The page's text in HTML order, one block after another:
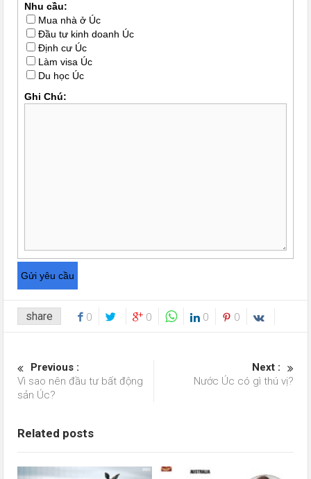
Nhu cầu:
Mua nhà ở Úc
Đầu tư kinh doanh Úc
Định cư Úc
Làm visa Úc
Du học Úc
Ghi Chú:
share 0 0 0 0
Previous :
Vì sao nên đầu tư bất động
sản Úc?
Next :
Nước Úc có gì thú vị?
Related posts